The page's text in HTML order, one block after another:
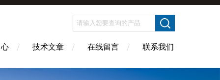
技术文章 在线留言 联系我们